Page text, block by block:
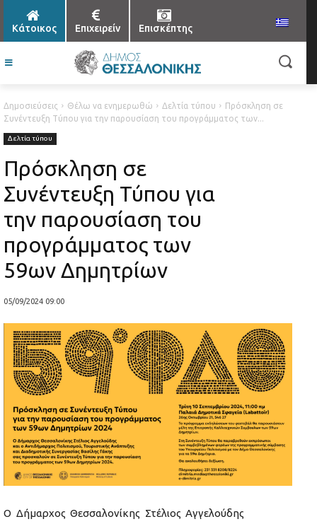
Κάτοικος Επιχειρείν Επισκέπτης
Δημοσιεύσεις Θέλω να ενημερωθώ Δελτία τύπου
Πρόσκληση σε
Συνέντευξη Τύπου για την παρουσίαση του προγράμματος των...
Δελτία τύπου
Πρόσκληση σε
Συνέντευξη Τύπου για
την παρουσίαση του
προγράμματος των
59ων Δημητρίων
05/09/2024 09:00
Ο Δήμαρχος Θεσσαλονίκης Στέλιος Αγγελούδης